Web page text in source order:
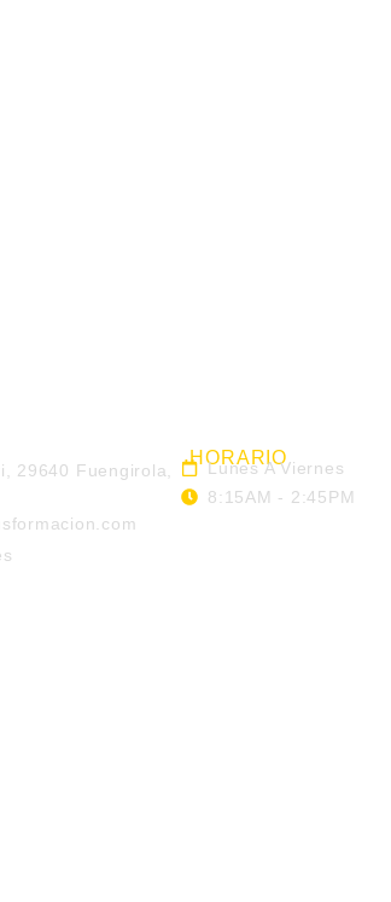
29640 Fuengirola,
HORARIO
Lunes A Viernes
8:15AM - 2:45PM